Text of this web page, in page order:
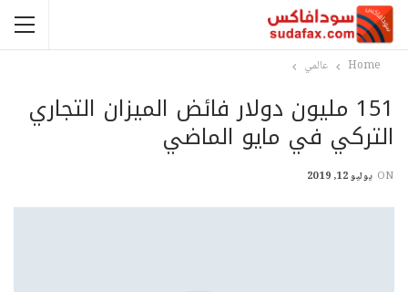
Home عالمي
151 مليون دولار فائض الميزان التجاري
التركي في مايو الماضي
ON يوليو 12, 2019